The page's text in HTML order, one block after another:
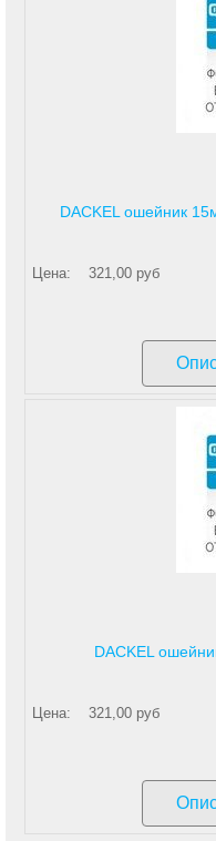
DACKEL ошейник
Цена: 321,00 руб
DACKEL
Цена: 321,00 руб